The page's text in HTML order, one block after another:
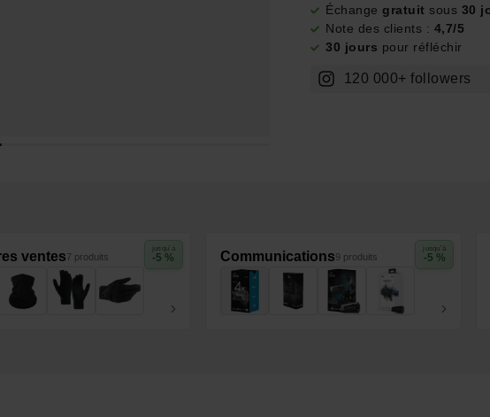
Échange gratuitsous 30
Note des clients : 4,7/5
30 jours pour réfléchir
120 000+ followers
jusqu'à
-5 %
ventes7 produits
jusqu'à
-5 %
Communications9 produits